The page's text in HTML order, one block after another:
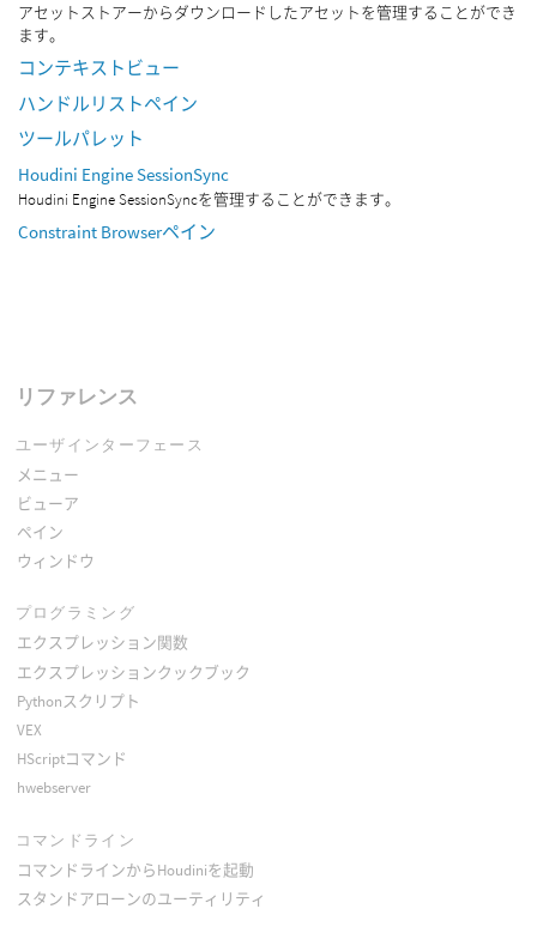
アセットストアーからダウンロードしたアセットを管理することができ
ます。
コンテキストビュー
ハンドルリストペイン
ツールパレット
Houdini Engine SessionSync
Houdini Engine SessionSyncを管理することができます。
Constraint Browserペイン
リファレンス
ユーザインターフェース
メニュー
ビューア
ペイン
ウィンドウ
プログラミング
エクスプレッション関数
エクスプレッションクックブック
Pythonスクリプト
VEX
HScriptコマンド
hwebserver
コマンドライン
コマンドラインからHoudiniを起動
スタンドアローンのユーティリティ